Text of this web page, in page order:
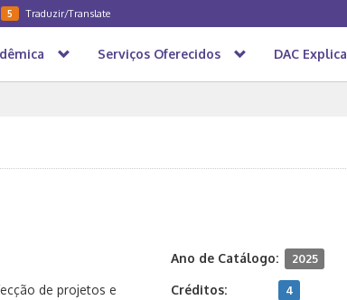
5 Traduzir/Translate
Serviços Oferecidos DAC Explica
de projetos e
Ano de Catálogo: 2025
Créditos: 4